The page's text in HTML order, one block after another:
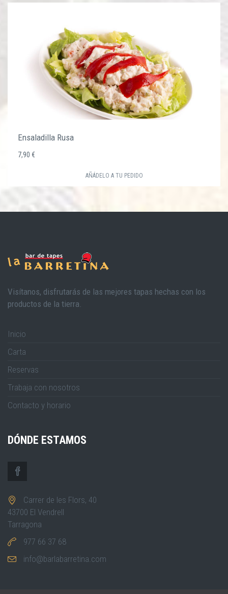
Ensaladilla Rusa
7,90 €
AÑÁDELO A TU PEDIDO
Visítanos, disfrutarás de las mejores tapas hechas con los
productos de la tierra.
Inicio
Carta
Reservas
Trabaja con nosotros
Contacto y horario
DÓNDE ESTAMOS
Carrer de les Flors, 40
43700 El Vendrell
Tarragona
977 66 37 68
info@barlabarretina.com